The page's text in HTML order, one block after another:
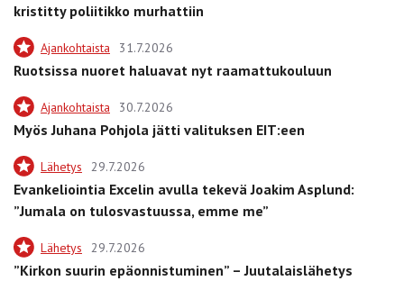
kristitty poliitikko murhattiin
Ajankohtaista 31.7.2026
Ruotsissa nuoret haluavat nyt raamattukouluun
Ajankohtaista 30.7.2026
Myös Juhana Pohjola jätti valituksen EIT:een
Lähetys 29.7.2026
Evankeliointia Excelin avulla tekevä Joakim Asplund:
”Jumala on tulosvastuussa, emme me”
Lähetys 29.7.2026
”Kirkon suurin epäonnistuminen” – Juutalaislähetys